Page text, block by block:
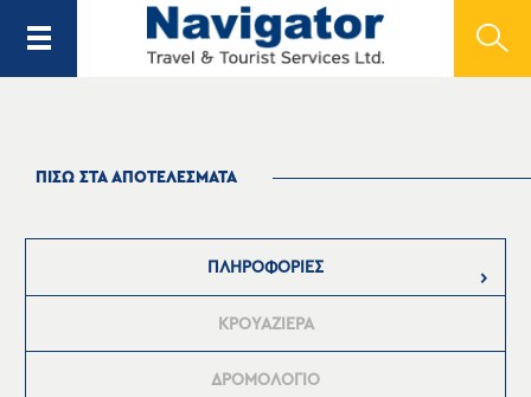
ΠΙΣΩ ΣΤΑ ΑΠΟΤΕΛΕΣΜΑΤΑ
ΠΛΗΡΟΦΟΡΙΕΣ
ΚΡΟΥΑΖΙΕΡΑ
ΔΡΟΜΟΛΟΓΙΟ